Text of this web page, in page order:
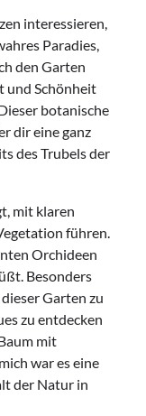
interessieren,
Paradies,
den Garten
und Schönheit
botanische
dir eine ganz
des Trubels der
mit klaren
führen.
Orchideen
Besonders
Garten zu
zu entdecken
mit
war es eine
der Natur in